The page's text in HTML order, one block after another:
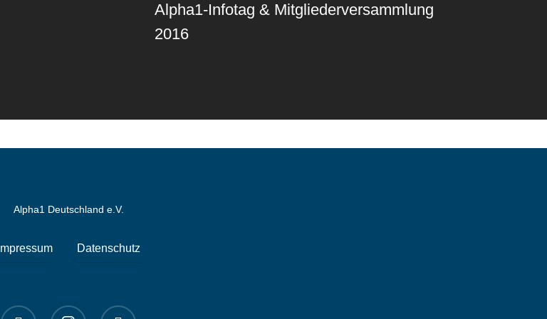
Alpha1-Infotag & Mitgliederversammlung
2016
Alpha1 Deutschland e.V.
Impressum Datenschutz
linkedin instagram spotify